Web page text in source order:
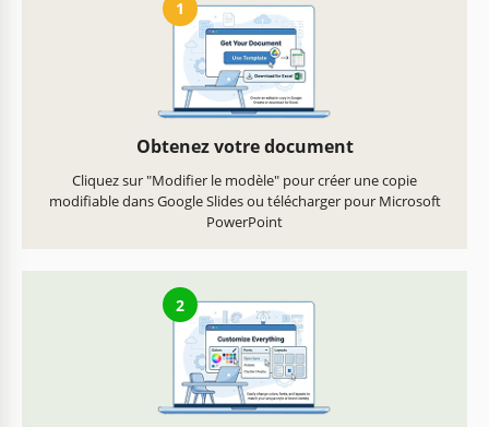
1
Obtenez votre document
Cliquez sur "Modifier le modèle" pour créer une copie
modifiable dans Google Slides ou télécharger pour Microsoft
PowerPoint
2